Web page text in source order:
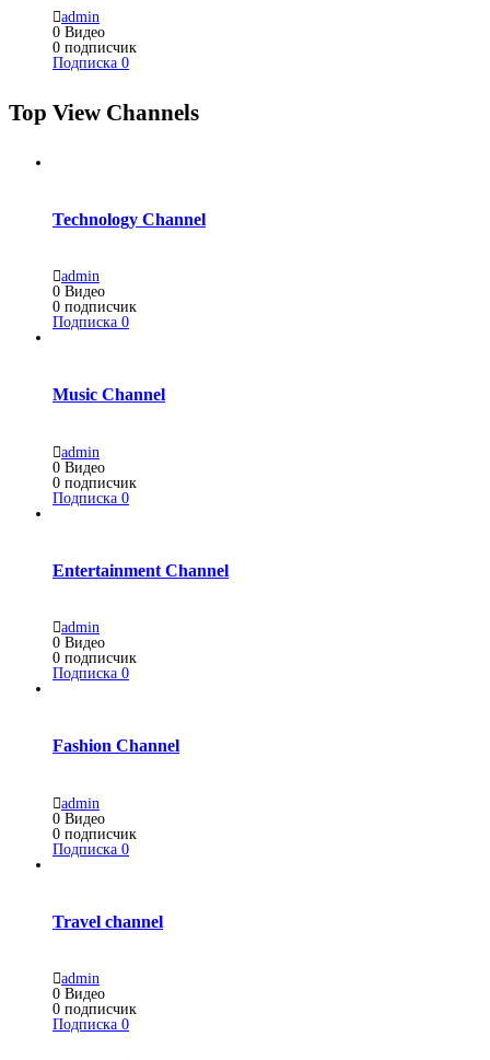
admin
0 Видео
0 подписчик
Подписка 0
Top View Channels
Technology Channel
admin
0 Видео
0 подписчик
Подписка 0
Music Channel
admin
0 Видео
0 подписчик
Подписка 0
Entertainment Channel
admin
0 Видео
0 подписчик
Подписка 0
Fashion Channel
admin
0 Видео
0 подписчик
Подписка 0
Travel channel
admin
0 Видео
0 подписчик
Подписка 0